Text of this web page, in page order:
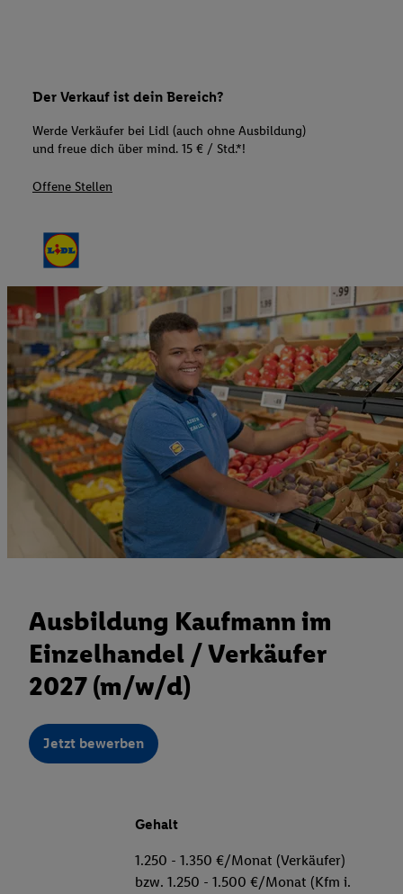
Der Verkauf ist dein Bereich?
Werde Verkäufer bei Lidl (auch ohne Ausbildung)
und freue dich über mind. 15 € / Std.*!
Offene Stellen
Ausbildung Kaufmann im
Einzelhandel / Verkäufer
2027 (m/w/d)
Jetzt bewerben
Gehalt
1.250 - 1.350 €/Monat (Verkäufer)
bzw. 1.250 - 1.500 €/Monat (Kfm i.